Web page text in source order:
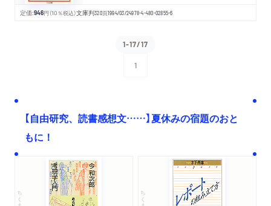
定価:946円 （10％税込）文庫判320頁1994/03/24978-4-480-02855-6
1-17/17
1
【自由研究、読書感想文……】夏休みの宿題のおと
もに！
ちくま文庫 ちくま学芸文庫